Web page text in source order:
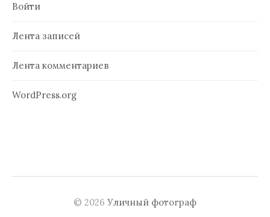
Войти
Лента записей
Лента комментариев
WordPress.org
© 2026 Уличный фотограф